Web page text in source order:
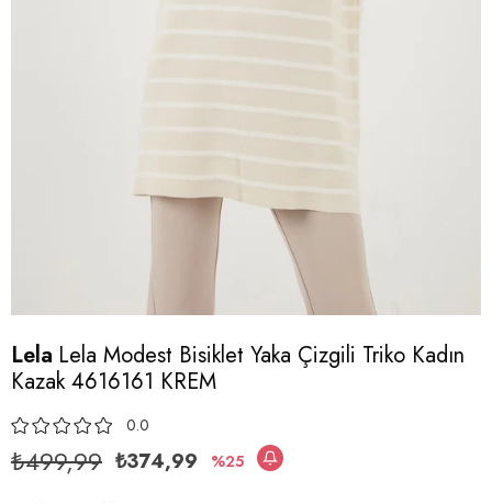
Lela Lela Modest Bisiklet Yaka Çizgili Triko Kadın
Kazak 4616161 KREM
0.0
₺499,99 ₺374,99 25